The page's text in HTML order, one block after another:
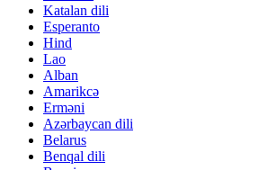
Katalan dili
Esperanto
Hind
Lao
Alban
Amarikcə
Erməni
Azərbaycan dili
Belarus
Benqal dili